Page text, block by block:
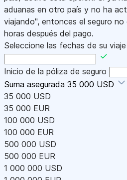
aduanas en otro país y no ha
viajando", entonces el seguro
horas después del pago.
Seleccione las fechas de su viaje
Inicio de la póliza de seguro
Suma asegurada 35 000 USD
35 000 USD
35 000 EUR
100 000 USD
100 000 EUR
500 000 USD
500 000 EUR
1 000 000 USD